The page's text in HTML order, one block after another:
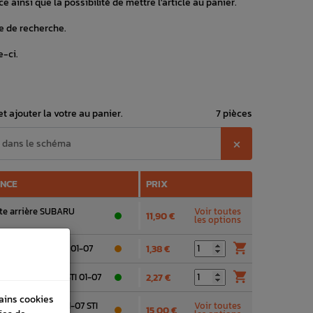
de recherche.
ci.
ajouter la votre au panier. 7 pièces
⨉
PRIX
arrière SUBARU 11,90 € Voir toutes
les options
roue WRX/STI 01-07 1,38 € 
de roue WRX/STI 01-07 2,27 € 
WRX 01-07 STI Voir toutes
cookies